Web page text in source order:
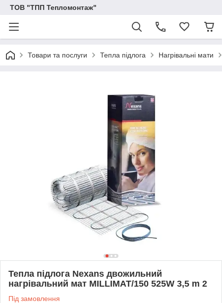
ТОВ "ТПП Тепломонтаж"
Товари та послуги Тепла підлога Нагрівальні мати
Тепла підлога Nexans двожильний
нагрівальний мат MILLIMAT/150 525W 3,5 m 2
Під замовлення